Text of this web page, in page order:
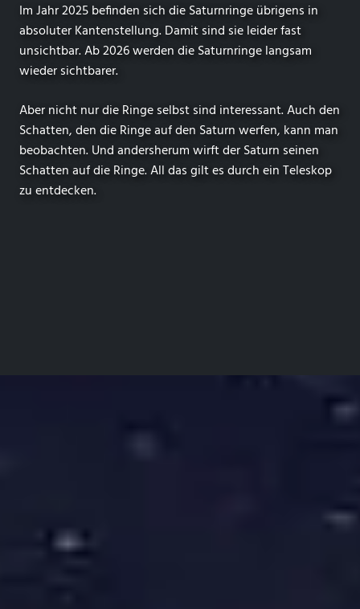
Im Jahr 2025 befinden sich die Saturnringe übrigens in
absoluter Kantenstellung. Damit sind sie leider fast
unsichtbar. Ab 2026 werden die Saturnringe langsam
wieder sichtbarer.
Aber nicht nur die Ringe selbst sind interessant. Auch den
Schatten, den die Ringe auf den Saturn werfen, kann man
beobachten. Und andersherum wirft der Saturn seinen
Schatten auf die Ringe. All das gilt es durch ein Teleskop
zu entdecken.